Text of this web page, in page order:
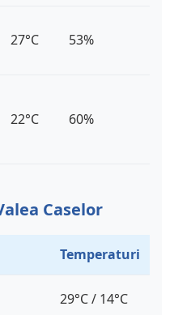
27°C 53%
22°C 60%
Caselor
Temperaturi
29°C / 14°C